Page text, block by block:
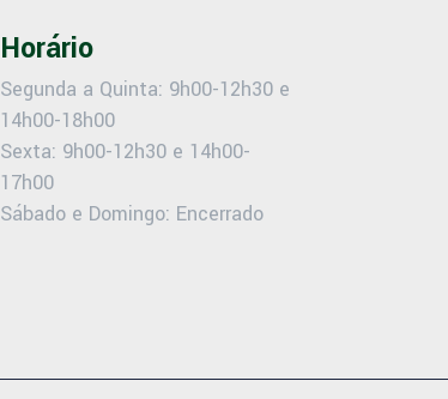
Horário
Segunda a Quinta: 9h00-12h30 e
14h00-18h00
Sexta: 9h00-12h30 e 14h00-
17h00
Sábado e Domingo: Encerrado